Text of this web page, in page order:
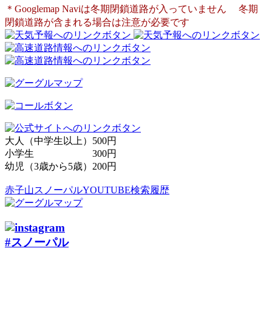
＊Googlemap Naviは冬期閉鎖道路が入っていません
冬期
閉鎖道路が含まれる場合は注意が必要です
大人（中学生以上）500円
小学生 300円
幼児（3歳から5歳）200円
赤子山スノーパルYOUTUBE検索履歴
#スノーパル